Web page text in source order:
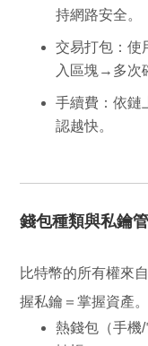
持網路安全。
交易打包 ：
入區塊→多次
手續費 ：依
認越快。
錢包種類與私鑰
比特幣的所有權來
握私鑰＝掌握資產。
熱錢包 （手